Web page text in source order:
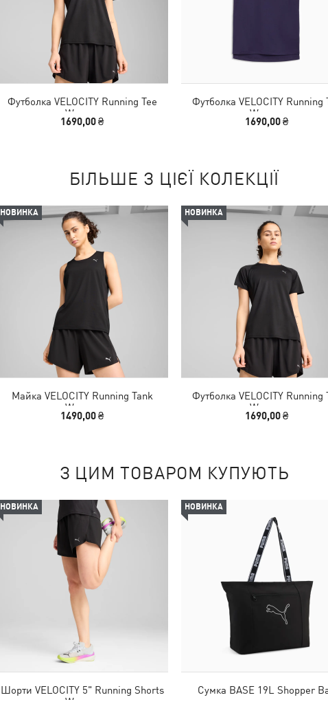
Футболка VELOCITY Running Tee
Women
1690,00 ₴
Футболка VELOCITY Running
Women
1690,00 ₴
БІЛЬШЕ З ЦІЄЇ КОЛЕКЦІЇ
НОВИНКА
Майка VELOCITY Running Tank
Women
1490,00 ₴
НОВИНКА
Футболка VELOCITY Running
Women
1690,00 ₴
З ЦИМ ТОВАРОМ КУПУЮТЬ
НОВИНКА
Шорти VELOCITY 5" Running Shorts
Women
НОВИНКА
Сумка BASE 19L Shopper